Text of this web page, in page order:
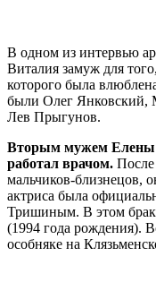
В одном из интервью
Виталия замуж для
которого была
были Олег
Лев Прыгунов.
Вторым мужем Елены
работал врачом. После
мальчиков-близнецов,
актриса была
Тришиным. В этом
(1994 года рождения).
особняке на